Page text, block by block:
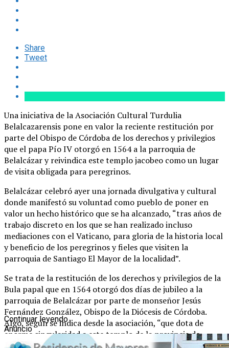
Share
Tweet
Una iniciativa de la Asociación Cultural Turdulia
Belalcazarensis pone en valor la reciente restitución por
parte del Obispo de Córdoba de los derechos y privilegios
que el papa Pío IV otorgó en 1564 a la parroquia de
Belalcázar y reivindica este templo jacobeo como un lugar
de visita obligada para peregrinos.
Belalcázar celebró ayer una jornada divulgativa y cultural
donde manifestó su voluntad como pueblo de poner en
valor un hecho histórico que se ha alcanzado, “tras años de
trabajo discreto en los que se han realizado incluso
mediaciones con el Vaticano, para gloria de la historia local
y beneficio de los peregrinos y fieles que visiten la
parroquia de Santiago El Mayor de la localidad”.
Se trata de la restitución de los derechos y privilegios de la
Bula papal que en 1564 otorgó dos días de jubileo a la
parroquia de Belalcázar por parte de monseñor Jesús
Fernández González, Obispo de la Diócesis de Córdoba.
Algo, según se indica desde la asociación, “que dota de
enorme singularidad a este templo de la provincia de
Córdoba, dado que gracias a tal concesión especial se
Continuar leyendo
Anuncio